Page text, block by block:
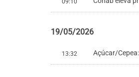
19/05/2026
13:32 Açúcar/